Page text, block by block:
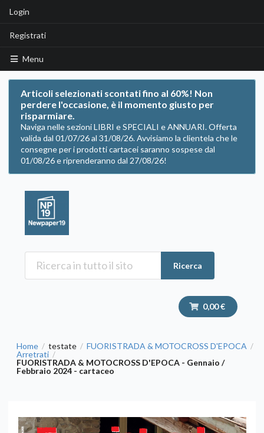
Login
Registrati
Menu
Articoli selezionati scontati fino al 60%! Non
perdere l'occasione, è il momento giusto per
risparmiare.
Naviga nelle sezioni LIBRI e SPECIALI e ANNUARI. Offerta
valida dal 01/07/26 al 31/08/26. Avvisiamo la clientela che le
consegne per i prodotti cartacei saranno sospese dal
01/08/26 e riprenderanno dal 27/08/26!
Ricerca
0,00 €
Home / testate / FUORISTRADA & MOTOCROSS D'EPOCA /
Arretrati /
FUORISTRADA & MOTOCROSS D'EPOCA - Gennaio /
Febbraio 2024 - cartaceo